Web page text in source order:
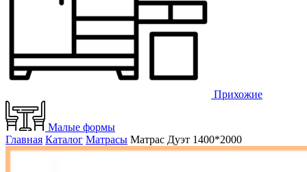
Прихожие
Малые формы
Главная Каталог Матрасы Матрас Дуэт 1400*2000